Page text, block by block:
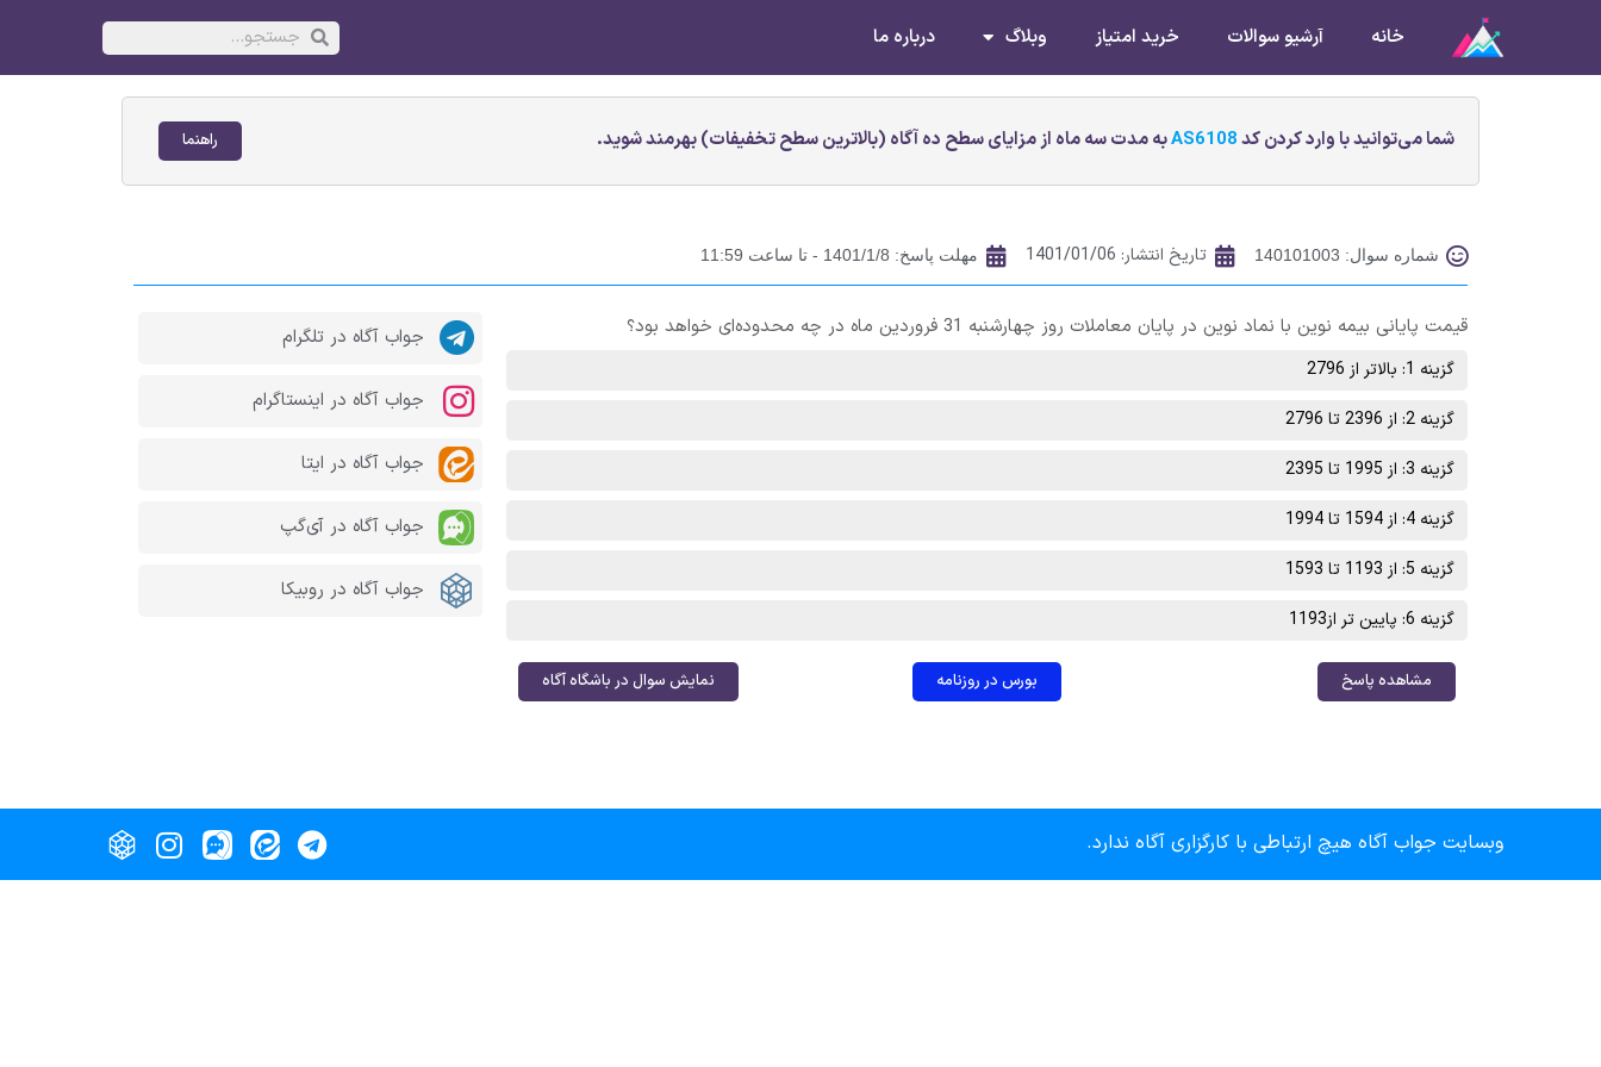
خانه آرشیو سوالات خرید امتیاز وبلاگ درباره ما
شما می‌توانید با وارد کردن کدAS6108به مدت سه ماه از مزایای سطح ده آگاه (بالاترین سطح تخفیفات) بهرمند شوید. راهنما
شماره سوال: 140101003 تاریخ انتشار: 1401/01/06 مهلت پاسخ: 1401/1/8 - تا ساعت 11:59
قیمت پایانی بیمه نوین با نماد نوین در پایان معاملات روز چهارشنبه 31 فروردین ماه در چه محدوده‌ای خواهد بود؟
گزینه 1: بالاتر از 2796
گزینه 2: از 2396 تا 2796
گزینه 3: از 1995 تا 2395
گزینه 4: از 1594 تا 1994
گزینه 5: از 1193 تا 1593
گزینه 6: پایین تر از1193
مشاهده پاسخ بورس در روزنامه نمایش سوال در باشگاه آگاه
جواب آگاه در تلگرام
جواب آگاه در اینستاگرام
جواب آگاه در ایتا
جواب آگاه در آی‌گپ
جواب آگاه در روبیکا
وبسایت جواب آگاه هیچ ارتباطی با کارگزاری آگاه ندارد.